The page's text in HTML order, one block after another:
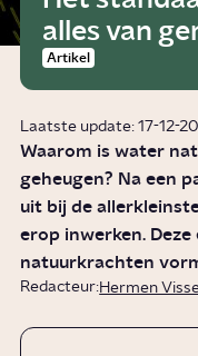
alles van
Artikel
Laatste update: 17-12-
Waarom is water
geheugen? Na een
uit bij de
erop inwerken.
natuurkrachten
Redacteur:Hermen